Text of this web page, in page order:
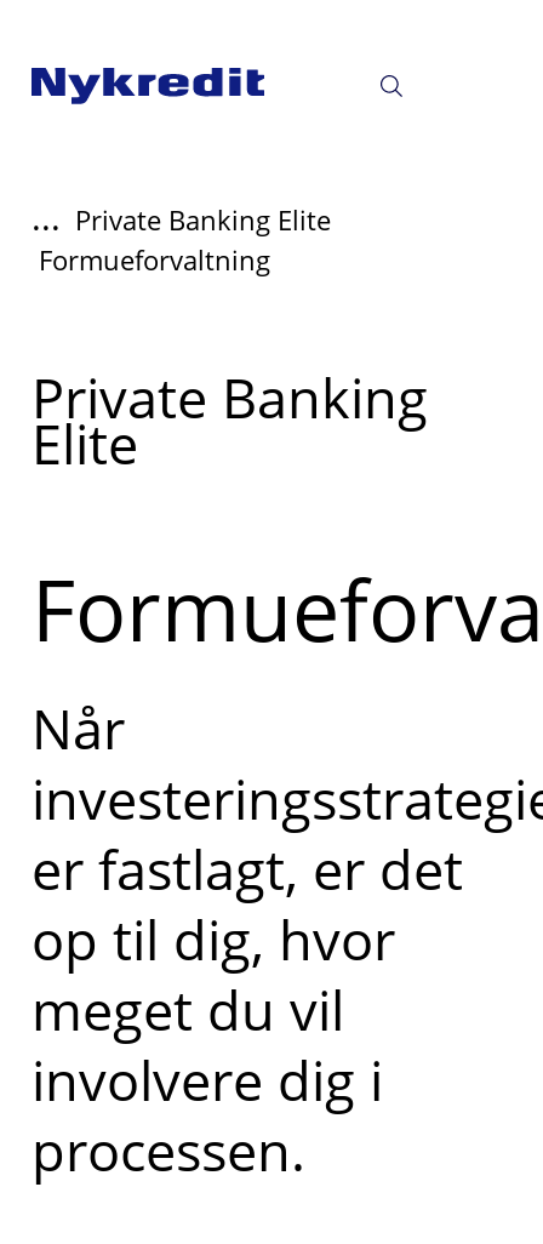
... Private Banking Elite
Formueforvaltning
Read
more
about
Private Banking
Elite
Når
er fastlagt, er det
op til dig, hvor
meget du vil
involvere dig i
processen.